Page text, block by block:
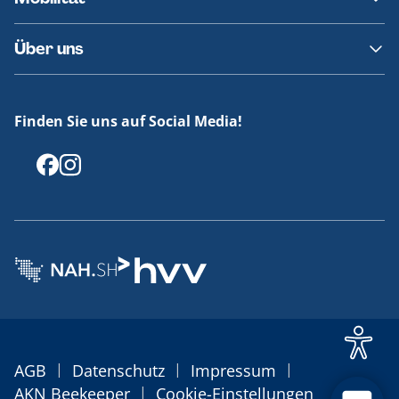
Fundsachen
Häufige Fragen
Barrierefreies Reisen
Erklärung Barrierefreiheit
Über uns
Offenlegungen
Finden Sie uns auf Social Media!
AGB | Datenschutz | Impressum |
AKN Beekeeper | Cookie-Einstellungen